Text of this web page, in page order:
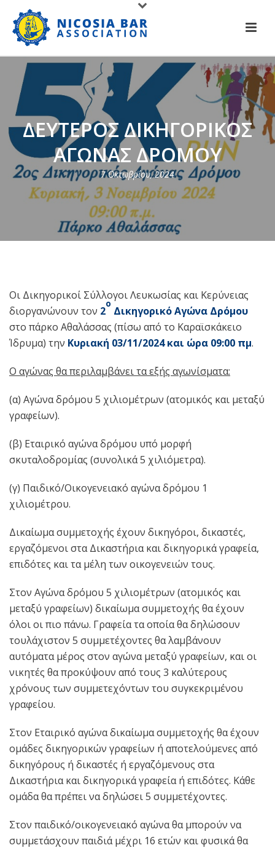
ΔΕΥΤΕΡΟΣ ΔΙΚΗΓΟΡΙΚΟΣ
ΑΓΩΝΑΣ ΔΡΟΜΟΥ
7 Οκτωβρίου, 2024
Oι Δικηγορικοί Σύλλογοι Λευκωσίας και Κερύνειας
διοργανώνουν τον 2
ο
Δικηγορικό Αγώνα Δρόμου
στο πάρκο Αθαλάσσας (πίσω από το Καραϊσκάκειο
Ίδρυμα) την Κυριακή 03/11/2024και ώρα 09:00 πμ.
Ο αγώνας θα περιλαμβάνει τα εξής αγωνίσματα:
(α) Αγώνα δρόμου 5 χιλιομέτρων (ατομικός και μεταξύ
γραφείων).
(β) Εταιρικό αγώνα δρόμου υπό μορφή
σκυταλοδρομίας (συνολικά 5 χιλιόμετρα).
(γ) Παιδικό/Οικογενειακό αγώνα δρόμου 1
χιλιομέτρου.
Δικαίωμα συμμετοχής έχουν δικηγόροι, δικαστές,
εργαζόμενοι στα Δικαστήρια και δικηγορικά γραφεία,
επιδότες και τα μέλη των οικογενειών τους.
Στον Αγώνα δρόμου 5 χιλιομέτρων (ατομικός και
μεταξύ γραφείων) δικαίωμα συμμετοχής θα έχουν
όλοι οι πιο πάνω. Γραφεία τα οποία θα δηλώσουν
τουλάχιστον 5 συμμετέχοντες θα λαμβάνουν
αυτόματα μέρος στον αγώνα μεταξύ γραφείων, και οι
νικητές θα προκύψουν από τους 3 καλύτερους
χρόνους των συμμετεχόντων του συγκεκριμένου
γραφείου.
Στον Εταιρικό αγώνα δικαίωμα συμμετοχής θα έχουν
ομάδες δικηγορικών γραφείων ή αποτελούμενες από
δικηγόρους ή δικαστές ή εργαζόμενους στα
Δικαστήρια και δικηγορικά γραφεία ή επιδότες. Κάθε
ομάδα θα πρέπει να δηλώσει 5 συμμετέχοντες.
Στον παιδικό/οικογενειακό αγώνα θα μπορούν να
συμμετάσχουν παιδιά μέχρι 16 ετών και φυσικά θα